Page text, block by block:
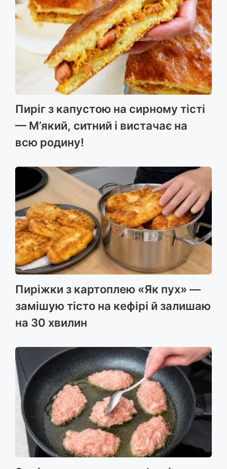
Пиріг з капустою на сирному тісті
— М’який, ситний і вистачає на
всю родину!
Пиріжки з картоплею «Як пух» —
замішую тісто на кефірі й залишаю
на 30 хвилин